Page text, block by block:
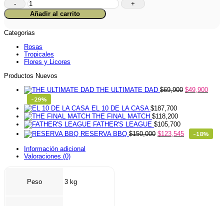
Oso
Floral
Bebé
Añadir al carrito
Categorias
Rosas
Tropicales
Flores y Licores
Productos Nuevos
THE ULTIMATE DAD $69,900 $49,900
-29%
EL 10 DE LA CASA $187,700
THE FINAL MATCH $118,200
FATHER'S LEAGUE $105,700
RESERVA BBQ $150,000 $123,545 -18%
Información adicional
Valoraciones (0)
Peso 3 kg